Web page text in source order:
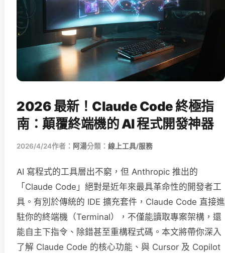
2026 最新！Claude Code 終極指
南：顛覆終端機的 AI 程式開發神器
2026/4/24作者： 阿湯分類： 線上工具/服務
AI 寫程式的工具層出不窮，但 Anthropic 推出的
「Claude Code」絕對是近年來最具革命性的開發者工
具。有別於傳統的 IDE 擴充套件，Claude Code 直接進
駐你的終端機（Terminal），不僅能讀取專案架構，還
能自主下指令、除錯甚至重構程式碼。本文將帶你深入
了解 Claude Code 的核心功能、與 Cursor 及 Copilot